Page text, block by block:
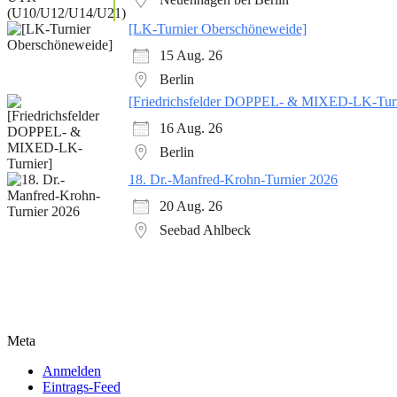
[LK-Turnier Oberschöneweide]
15 Aug. 26
Berlin
[Friedrichsfelder DOPPEL- & MIXED-LK-
16 Aug. 26
Berlin
18. Dr.-Manfred-Krohn-Turnier 2026
20 Aug. 26
Seebad Ahlbeck
Meta
Anmelden
Eintrags-Feed